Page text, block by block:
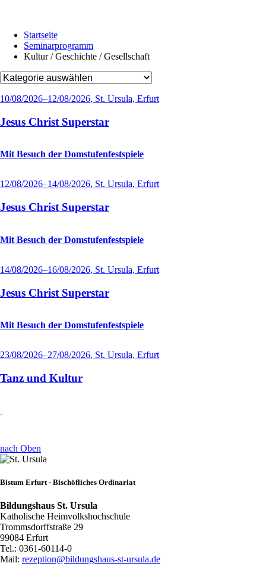
Startseite
Seminarprogramm
Kultur / Geschichte / Gesellschaft
10/08/2026–12/08/2026, St. Ursula, Erfurt
Jesus Christ Superstar
Mit Besuch der Domstufenfestspiele
12/08/2026–14/08/2026, St. Ursula, Erfurt
Jesus Christ Superstar
Mit Besuch der Domstufenfestspiele
14/08/2026–16/08/2026, St. Ursula, Erfurt
Jesus Christ Superstar
Mit Besuch der Domstufenfestspiele
23/08/2026–27/08/2026, St. Ursula, Erfurt
Tanz und Kultur
nach Oben
Bistum Erfurt - Bischöfliches Ordinariat
Bildungshaus St. Ursula
Katholische Heimvolkshochschule
Trommsdorffstraße 29
99084 Erfurt
Tel.: 0361-60114-0
Mail: rezeption@bildungshaus-st-ursula.de